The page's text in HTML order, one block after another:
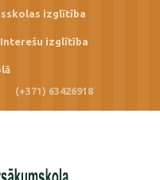
izglītība
Interešu izglītība
(+371) 63426918